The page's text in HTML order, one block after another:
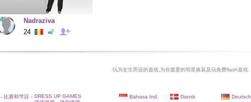
Nadraziva
24
玩为女生而设的遊戏,为你最爱的明星换装及玩免费flash遊戏.
• 比赛和节目 • DRESS UP GAMES Bahasa Ind. Dansk Deutsch